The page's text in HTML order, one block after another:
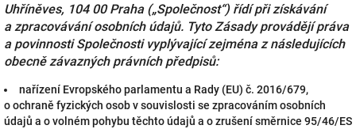
Uhříněves, 104 00 Praha („Společnost“) řídí při získávání
a zpracovávání osobních údajů. Tyto Zásady provádějí práva
a povinnosti Společnosti vyplývající zejména z následujících
obecně závazných právních předpisů:
nařízení Evropského parlamentu a Rady (EU) č. 2016/679,
o ochraně fyzických osob v souvislosti se zpracováním osobních
údajů a o volném pohybu těchto údajů a o zrušení směrnice 95/46/ES